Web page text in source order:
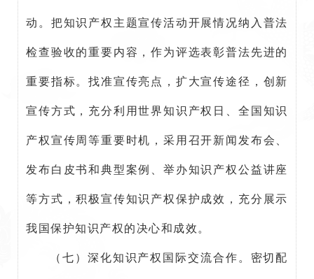
动。把知识产权主题宣传活动开展情况纳入普法
检查验收的重要内容，作为评选表彰普法先进的
重要指标。找准宣传亮点，扩大宣传途径，创新
宣传方式，充分利用世界知识产权日、全国知识
产权宣传周等重要时机，采用召开新闻发布会、
发布白皮书和典型案例、举办知识产权公益讲座
等方式，积极宣传知识产权保护成效，充分展示
我国保护知识产权的决心和成效。
（七）深化知识产权国际交流合作。密切配